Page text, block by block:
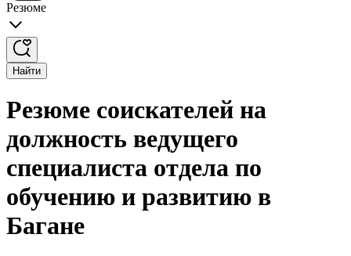
Резюме
Найти
Резюме соискателей на
должность ведущего
специалиста отдела по
обучению и развитию в
Багане